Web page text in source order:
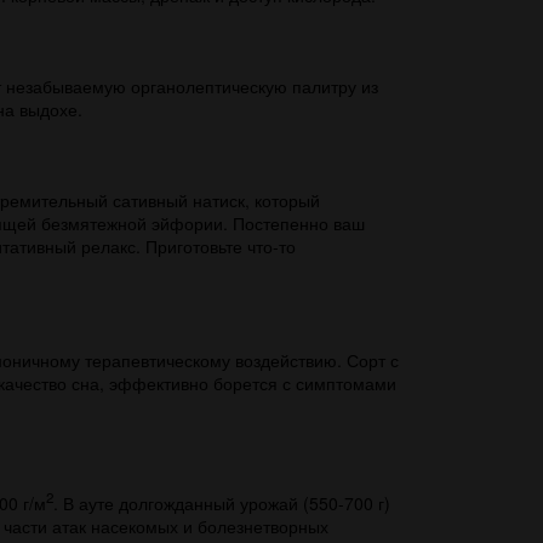
органолептическую палитру из
выдохе.
сативный натиск, который
безмятежной эйфории. Постепенно ваш
релакс. Приготовьте что-то
терапевтическому воздействию. Сорт с
сна, эффективно борется с симптомами
г/м
. В ауте долгожданный урожай (550-700 г)
атак насекомых и болезнетворных